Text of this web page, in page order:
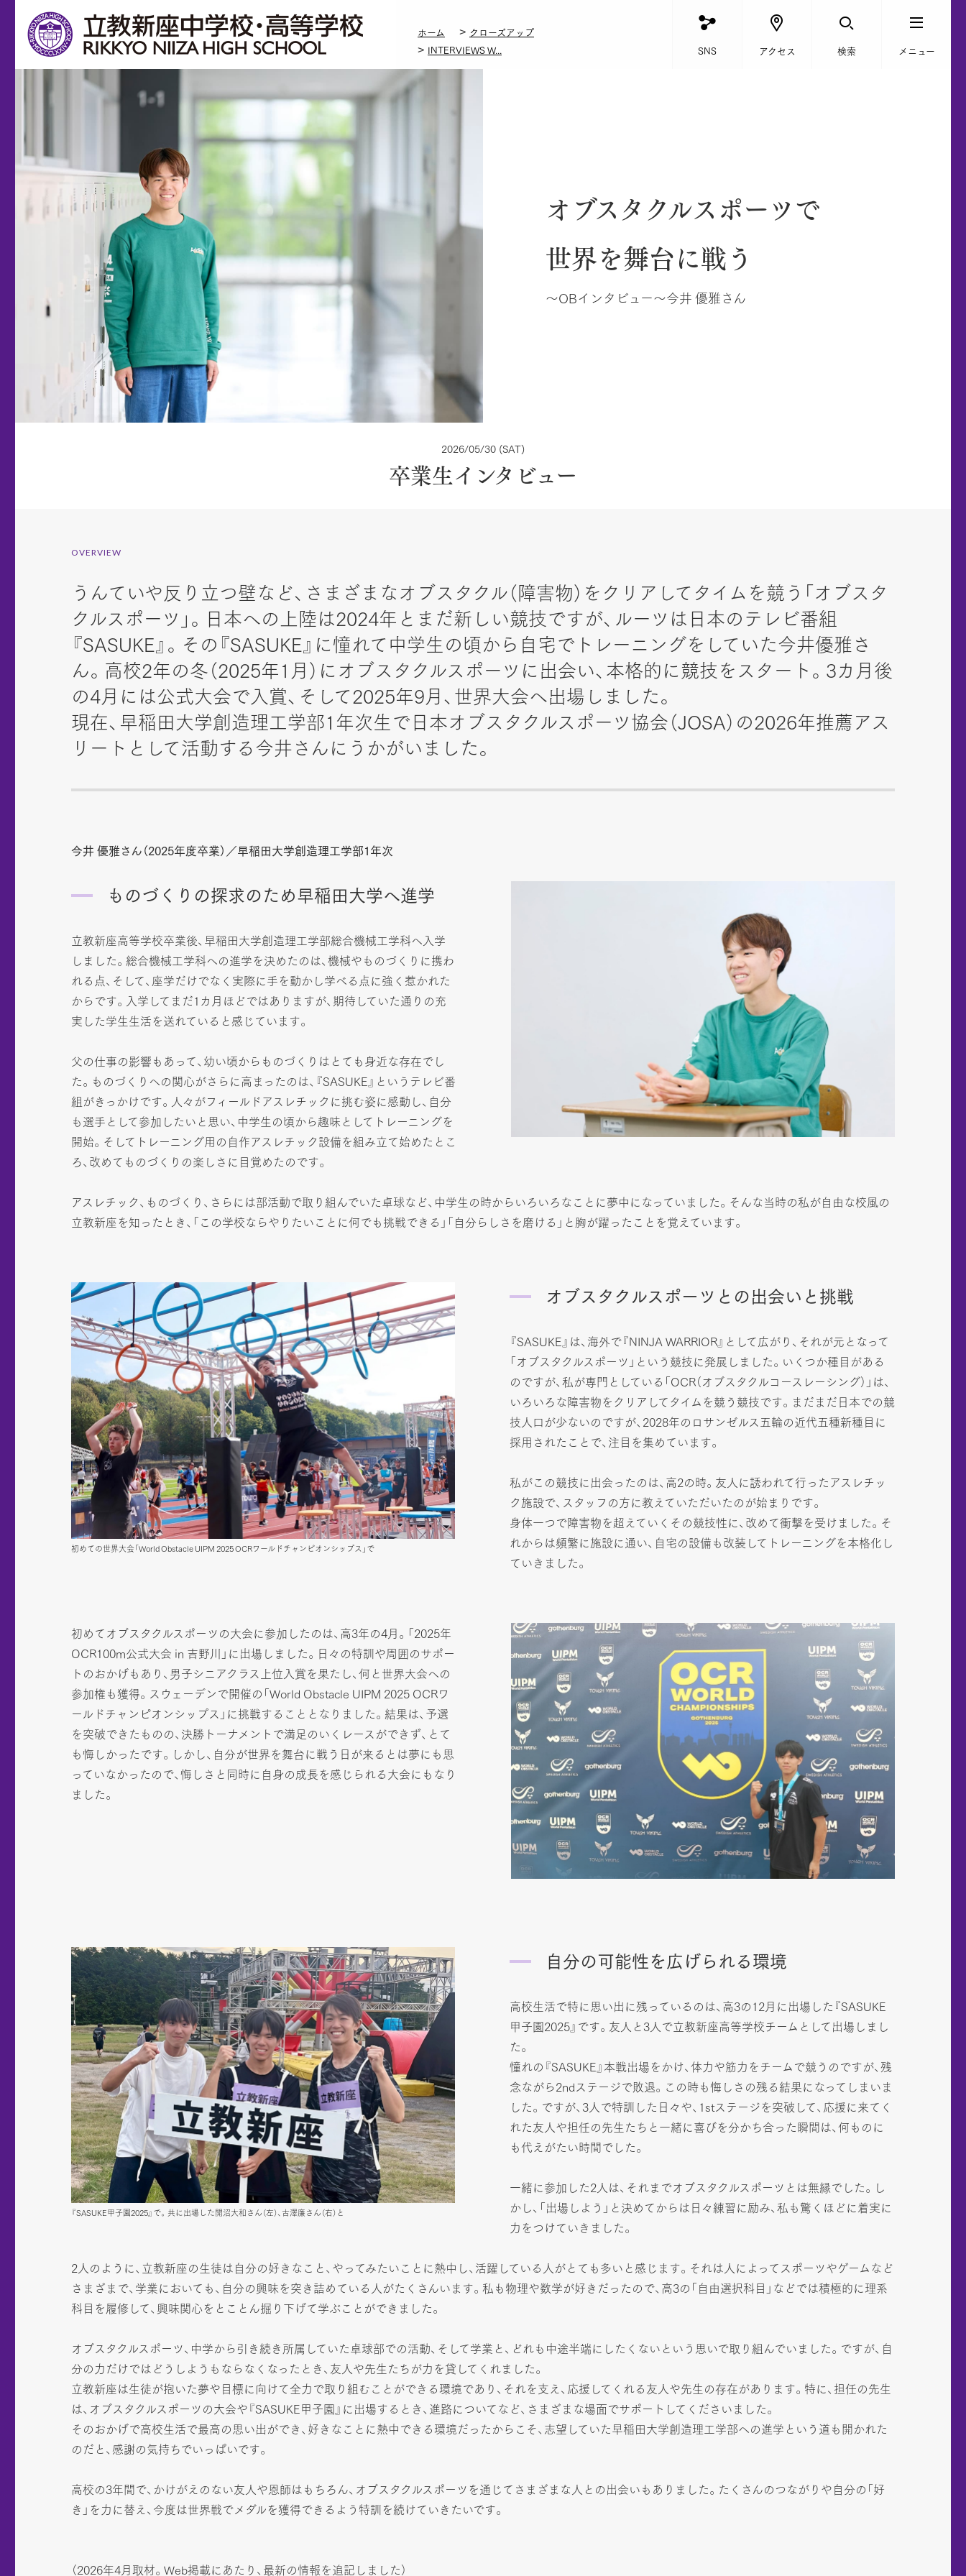
ホーム
クローズアップ
INTERVIEWS W...
SNS アクセス 検索 メニュー
オブスタクルスポーツで
世界を舞台に戦う
～OBインタビュー～今井 優雅さん
2026/05/30 (SAT)
卒業生インタビュー
OVERVIEW
うんていや反り立つ壁など、さまざまなオブスタクル（障害物）をクリアしてタイムを競う「オブスタ
クルスポーツ」。日本への上陸は2024年とまだ新しい競技ですが、ルーツは日本のテレビ番組
『SASUKE』。その『SASUKE』に憧れて中学生の頃から自宅でトレーニングをしていた今井優雅さ
ん。高校2年の冬（2025年1月）にオブスタクルスポーツに出会い、本格的に競技をスタート。3カ月後
の4月には公式大会で入賞、そして2025年9月、世界大会へ出場しました。
現在、早稲田大学創造理工学部1年次生で日本オブスタクルスポーツ協会（JOSA）の2026年推薦アス
リートとして活動する今井さんにうかがいました。
今井 優雅さん（2025年度卒業）／早稲田大学創造理工学部1年次
ものづくりの探求のため早稲田大学へ進学
立教新座高等学校卒業後、早稲田大学創造理工学部総合機械工学科へ入学
しました。総合機械工学科への進学を決めたのは、機械やものづくりに携わ
れる点、そして、座学だけでなく実際に手を動かし学べる点に強く惹かれた
からです。入学してまだ1カ月ほどではありますが、期待していた通りの充
実した学生生活を送れていると感じています。
父の仕事の影響もあって、幼い頃からものづくりはとても身近な存在でし
た。ものづくりへの関心がさらに高まったのは、『SASUKE』というテレビ番
組がきっかけです。人々がフィールドアスレチックに挑む姿に感動し、自分
も選手として参加したいと思い、中学生の頃から趣味としてトレーニングを
開始。そしてトレーニング用の自作アスレチック設備を組み立て始めたとこ
ろ、改めてものづくりの楽しさに目覚めたのです。
アスレチック、ものづくり、さらには部活動で取り組んでいた卓球など、中学生の時からいろいろなことに夢中になっていました。そんな当時の私が自由な校風の
立教新座を知ったとき、「この学校ならやりたいことに何でも挑戦できる」「自分らしさを磨ける」と胸が躍ったことを覚えています。
初めての世界大会「World Obstacle UIPM 2025 OCRワールドチャンピオンシップス」で
オブスタクルスポーツとの出会いと挑戦
『SASUKE』は、海外で『NINJA WARRIOR』として広がり、それが元となって
「オブスタクルスポーツ」という競技に発展しました。いくつか種目がある
のですが、私が専門としている「OCR（オブスタクルコースレーシング）」は、
いろいろな障害物をクリアしてタイムを競う競技です。まだまだ日本での競
技人口が少ないのですが、2028年のロサンゼルス五輪の近代五種新種目に
採用されたことで、注目を集めています。
私がこの競技に出会ったのは、高2の時。友人に誘われて行ったアスレチッ
ク施設で、スタッフの方に教えていただいたのが始まりです。
身体一つで障害物を超えていくその競技性に、改めて衝撃を受けました。そ
れからは頻繁に施設に通い、自宅の設備も改装してトレーニングを本格化し
ていきました。
初めてオブスタクルスポーツの大会に参加したのは、高3年の4月。「2025年
OCR100m公式大会 in 吉野川」に出場しました。日々の特訓や周囲のサポー
トのおかげもあり、男子シニアクラス上位入賞を果たし、何と世界大会への
参加権も獲得。スウェーデンで開催の「World Obstacle UIPM 2025 OCRワ
ールドチャンピオンシップス」に挑戦することとなりました。結果は、予選
を突破できたものの、決勝トーナメントで満足のいくレースができず、とて
も悔しかったです。しかし、自分が世界を舞台に戦う日が来るとは夢にも思
っていなかったので、悔しさと同時に自身の成長を感じられる大会にもなり
ました。
『SASUKE甲子園2025』で。共に出場した開沼大和さん（左）、古澤廉さん（右）と
自分の可能性を広げられる環境
高校生活で特に思い出に残っているのは、高3の12月に出場した『SASUKE
甲子園2025』です。友人と3人で立教新座高等学校チームとして出場しまし
た。
憧れの『SASUKE』本戦出場をかけ、体力や筋力をチームで競うのですが、残
念ながら2ndステージで敗退。この時も悔しさの残る結果になってしまいま
した。ですが、3人で特訓した日々や、1stステージを突破して、応援に来てく
れた友人や担任の先生たちと一緒に喜びを分かち合った瞬間は、何ものに
も代えがたい時間でした。
一緒に参加した2人は、それまでオブスタクルスポーツとは無縁でした。し
かし、「出場しよう」と決めてからは日々練習に励み、私も驚くほどに着実に
力をつけていきました。
2人のように、立教新座の生徒は自分の好きなこと、やってみたいことに熱中し、活躍している人がとても多いと感じます。それは人によってスポーツやゲームなど
さまざまで、学業においても、自分の興味を突き詰めている人がたくさんいます。私も物理や数学が好きだったので、高3の「自由選択科目」などでは積極的に理系
科目を履修して、興味関心をとことん掘り下げて学ぶことができました。
オブスタクルスポーツ、中学から引き続き所属していた卓球部での活動、そして学業と、どれも中途半端にしたくないという思いで取り組んでいました。ですが、自
分の力だけではどうしようもならなくなったとき、友人や先生たちが力を貸してくれました。
立教新座は生徒が抱いた夢や目標に向けて全力で取り組むことができる環境であり、それを支え、応援してくれる友人や先生の存在があります。特に、担任の先生
は、オブスタクルスポーツの大会や『SASUKE甲子園』に出場するとき、進路についてなど、さまざまな場面でサポートしてくださいました。
そのおかげで高校生活で最高の思い出ができ、好きなことに熱中できる環境だったからこそ、志望していた早稲田大学創造理工学部への進学という道も開かれた
のだと、感謝の気持ちでいっぱいです。
高校の3年間で、かけがえのない友人や恩師はもちろん、オブスタクルスポーツを通じてさまざまな人との出会いもありました。たくさんのつながりや自分の「好
き」を力に替え、今度は世界戦でメダルを獲得できるよう特訓を続けていきたいです。
（2026年4月取材。Web掲載にあたり、最新の情報を追記しました）